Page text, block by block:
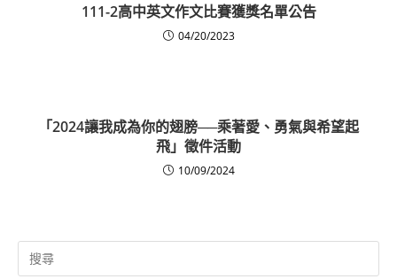
111-2高中英文作文比賽獲獎名單公告
04/20/2023
「2024讓我成為你的翅膀──乘著愛、勇氣與希望起
飛」徵件活動
10/09/2024
Search
for: